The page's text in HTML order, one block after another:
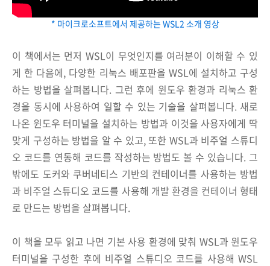
* 마이크로소프트에서 제공하는 WSL2 소개 영상
이 책에서는 먼저 WSL이 무엇인지를 여러분이 이해할 수 있
게 한 다음에, 다양한 리눅스 배포판을 WSL에 설치하고 구성
하는 방법을 살펴봅니다. 그런 후에 윈도우 환경과 리눅스 환
경을 동시에 사용하여 일할 수 있는 기술을 살펴봅니다. 새로
나온 윈도우 터미널을 설치하는 방법과 이것을 사용자에게 딱
맞게 구성하는 방법을 알 수 있고, 또한 WSL과 비주얼 스튜디
오 코드를 연동해 코드를 작성하는 방법도 볼 수 있습니다. 그
밖에도 도커와 쿠버네티스 기반의 컨테이너를 사용하는 방법
과 비주얼 스튜디오 코드를 사용해 개발 환경을 컨테이너 형태
로 만드는 방법을 살펴봅니다.
이 책을 모두 읽고 나면 기본 사용 환경에 맞춰 WSL과 윈도우
터미널을 구성한 후에 비주얼 스튜디오 코드를 사용해 WSL